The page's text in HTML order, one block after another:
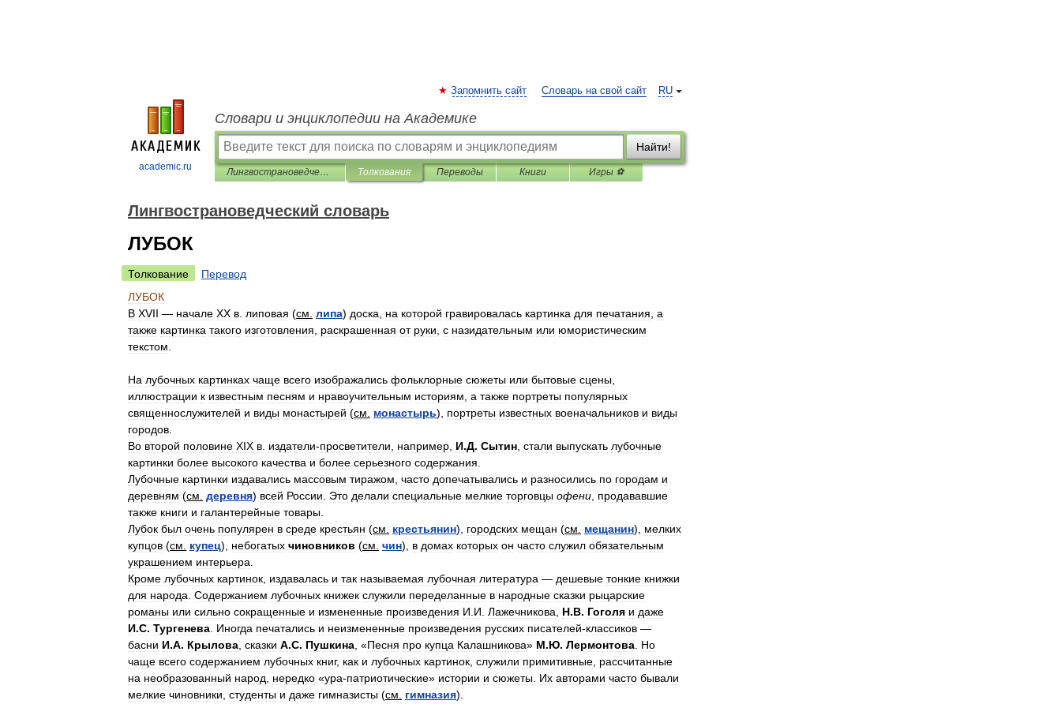
academic.ru
RU
Запомнить сайт Словарь на свой сайт
Словари и энциклопедии на Академике
Найти!
Лингвострановедческий словарь Толкования Переводы Книги Игры ⚽
Лингвострановедческий словарь
ЛУБОК
Толкование
Перевод
ЛУБОК
В ХVII — начале XX в липовая (см липа) доска на которой гравировалась картинка для печатания а
также картинка такого изготовления раскрашенная от руки с назидательным или юмористическим
текстом
На лубочных картинках чаще всего изображались фольклорные сюжеты или бытовые сцены
иллюстрации к известным песням и нравоучительным историям а также портреты популярных
священнослужителей и виды монастырей (см монастырь), портреты известных военачальников и виды
городов
Во второй половине XIХ в издатели-просветители например И.Д. Сытин стали выпускать лубочные
картинки более высокого качества и более серьезного содержания
Лубочные картинки издавались массовым тиражом часто допечатывались и разносились по городам и
деревням (см деревня) всей России Это делали специальные мелкие торговцы офени продававшие
также книги и галантерейные товары
Лубок был очень популярен в среде крестьян (см крестьянин), городских мещан (см мещанин), мелких
купцов (см купец), небогатых чиновников (см чин), в домах которых он часто служил обязательным
украшением интерьера
Кроме лубочных картинок издавалась и так называемая лубочная литература — дешевые тонкие книжки
для народа Содержанием лубочных книжек служили переделанные в народные сказки рыцарские
романы или сильно сокращенные и измененные произведения И И Лажечникова Н.В. Гоголя и даже
И.С. Тургенева Иногда печатались и неизмененные произведения русских писателей-классиков —
басни И.А. Крылова сказки А.С. Пушкина , «Песня про купца Калашникова» М.Ю. Лермонтова Но
чаще всего содержанием лубочных книг, как и лубочных картинок служили примитивные рассчитанные
на необразованный народ нередко «ура-патриотические» истории и сюжеты Их авторами часто бывали
мелкие чиновники студенты и даже гимназисты (см гимназия).